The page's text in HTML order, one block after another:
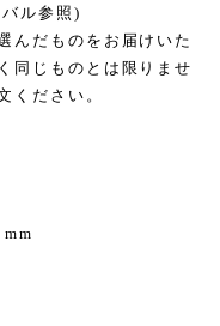
ル参照)
んだものをお届けいた
同じものとは限りませ
ください。